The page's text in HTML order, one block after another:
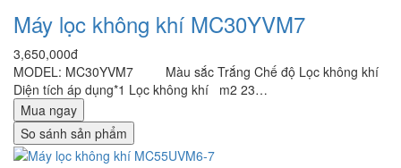
Máy lọc không khí MC30YVM7
3,650,000đ
MODEL: MC30YVM7 Màu sắc Trắng Chế độ Lọc không khí
Diện tích áp dụng*1 Lọc không khí m2 23…
Mua ngay
So sánh sản phẩm